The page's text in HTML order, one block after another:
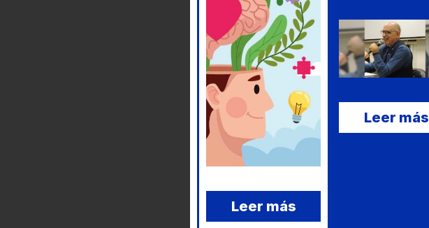
Leer más
Leer más